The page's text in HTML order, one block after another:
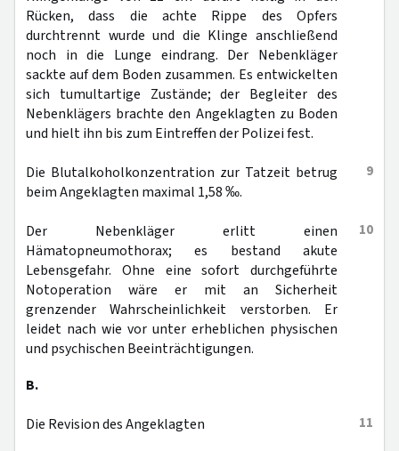
Rücken, dass die achte Rippe des Opfers
durchtrennt wurde und die Klinge anschließend
noch in die Lunge eindrang. Der Nebenkläger
sackte auf dem Boden zusammen. Es entwickelten
sich tumultartige Zustände; der Begleiter des
Nebenklägers brachte den Angeklagten zu Boden
und hielt ihn bis zum Eintreffen der Polizei fest.
9
Die Blutalkoholkonzentration zur Tatzeit betrug
beim Angeklagten maximal 1,58 ‰.
10
Der Nebenkläger erlitt einen
Hämatopneumothorax; es bestand akute
Lebensgefahr. Ohne eine sofort durchgeführte
Notoperation wäre er mit an Sicherheit
grenzender Wahrscheinlichkeit verstorben. Er
leidet nach wie vor unter erheblichen physischen
und psychischen Beeinträchtigungen.
B.
11
Die Revision des Angeklagten